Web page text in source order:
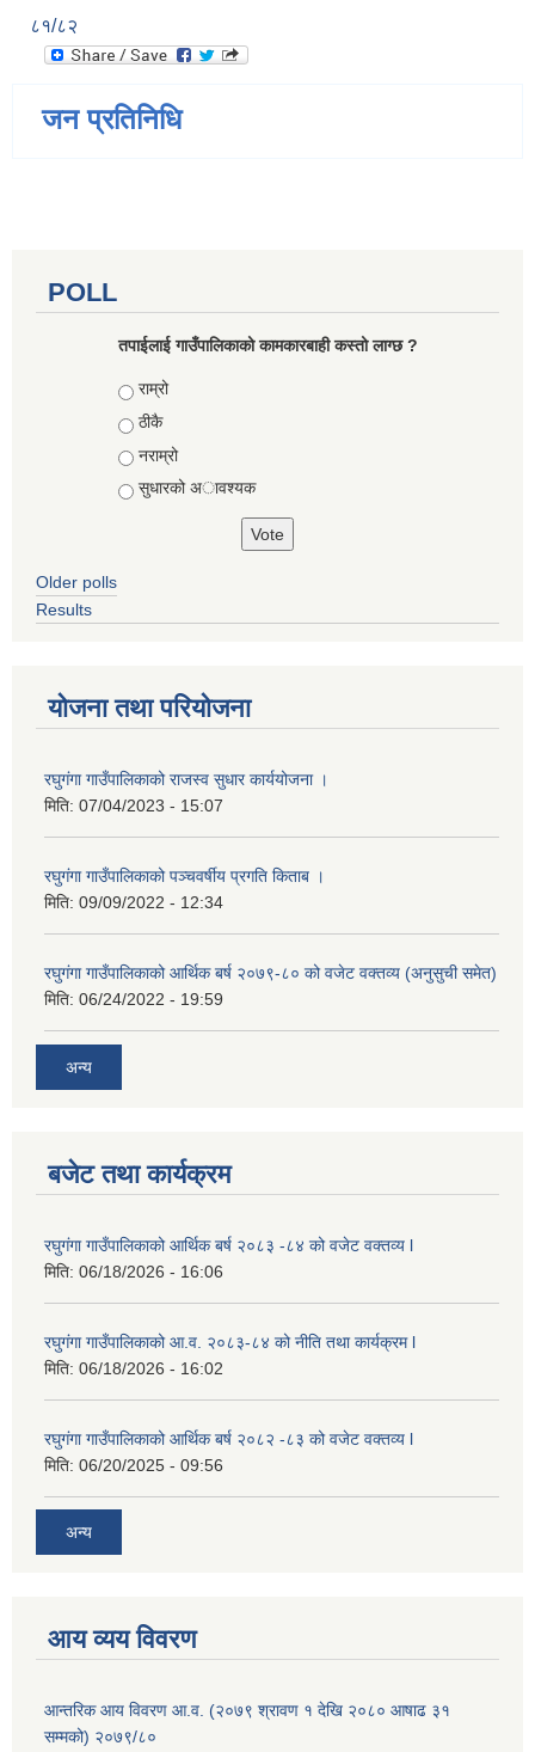
८१/८२
जन प्रतिनिधि
POLL
तपाईलाई गाउँपालिकाको कामकारबाही कस्तो लाग्छ ?
Choices
राम्रो
ठीकै
नराम्रो
सुधारको अावश्यक
Older polls
Results
योजना तथा परियोजना
रघुगंगा गाउँपालिकाको राजस्व सुधार कार्ययोजना ।
मिति: 07/04/2023 - 15:07
रघुगंगा गाउँपालिकाको पञ्चवर्षीय प्रगति किताब ।
मिति: 09/09/2022 - 12:34
रघुगंगा गाउँपालिकाको आर्थिक बर्ष २०७९-८० को वजेट वक्तव्य (अनुसुची समेत)
मिति: 06/24/2022 - 19:59
अन्य
बजेट तथा कार्यक्रम
रघुगंगा गाउँपालिकाको आर्थिक बर्ष २०८३ -८४ को वजेट वक्तव्य l
मिति: 06/18/2026 - 16:06
रघुगंगा गाउँपालिकाको आ.व. २०८३-८४ को नीति तथा कार्यक्रम l
मिति: 06/18/2026 - 16:02
रघुगंगा गाउँपालिकाको आर्थिक बर्ष २०८२ -८३ को वजेट वक्तव्य l
मिति: 06/20/2025 - 09:56
अन्य
आय व्यय विवरण
आन्तरिक आय विवरण आ.व. (२०७९ श्रावण १ देखि २०८० आषाढ ३१
सम्मको) २०७९/८०